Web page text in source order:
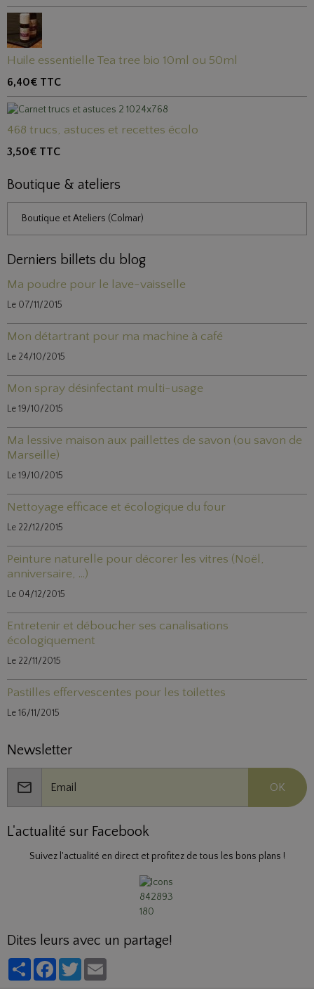
Huile essentielle Tea tree bio 10ml ou 50ml
6,40€ TTC
468 trucs, astuces et recettes écolo
3,50€ TTC
Boutique & ateliers
Boutique et Ateliers (Colmar)
Derniers billets du blog
Ma poudre pour le lave-vaisselle
Le 07/11/2015
Mon détartrant pour ma machine à café
Le 24/10/2015
Mon spray désinfectant multi-usage
Le 19/10/2015
Ma lessive maison aux paillettes de savon (ou savon de
Marseille)
Le 19/10/2015
Nettoyage efficace et écologique du four
Le 22/12/2015
Peinture naturelle pour décorer les vitres (Noël,
anniversaire, ...)
Le 04/12/2015
Entretenir et déboucher ses canalisations
écologiquement
Le 22/11/2015
Pastilles effervescentes pour les toilettes
Le 16/11/2015
Newsletter
OK
L'actualité sur Facebook
Suivez l'actualité en direct et profitez de tous les bons plans !
Dites leurs avec un partage!
PartagerFacebookTwitter